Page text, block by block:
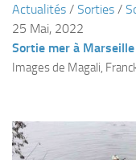
Sorties 2022
Sorties 2021
Actualités / Sorties /
25 Mai, 2022
Sortie mer à
Images de Magali,